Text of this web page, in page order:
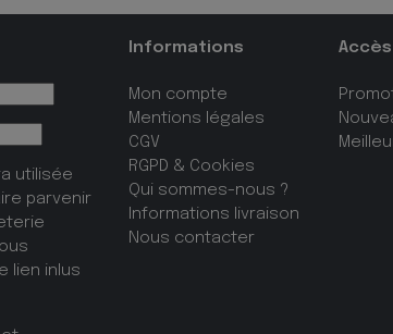
utilisée
parvenir
lien inlus
Informations
Mon compte
Mentions légales
CGV
RGPD & Cookies
Qui sommes-nous ?
Informations livraison
Nous contacter